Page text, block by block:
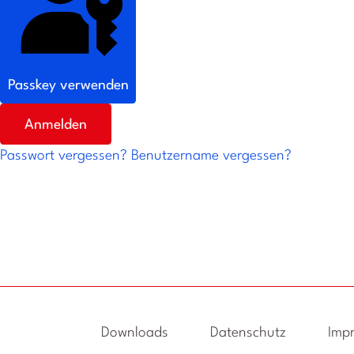
Passkey verwenden
Anmelden
Passwort vergessen? Benutzername vergessen?
Downloads Datenschutz